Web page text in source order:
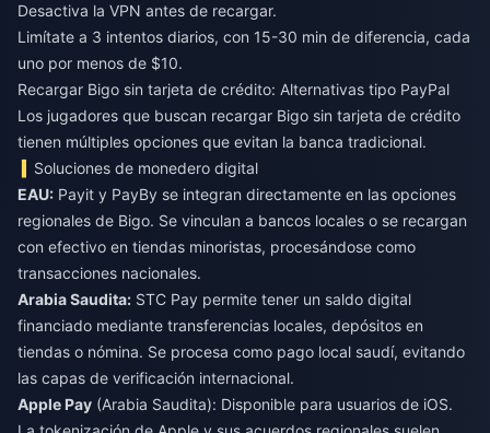
Desactiva la VPN antes de recargar.
Limítate a 3 intentos diarios, con 15-30 min de diferencia, cada
uno por menos de $10.
Recargar Bigo sin tarjeta de crédito: Alternativas tipo PayPal
Los jugadores que buscan recargar Bigo sin tarjeta de crédito
tienen múltiples opciones que evitan la banca tradicional.
Soluciones de monedero digital
EAU: Payit y PayBy se integran directamente en las opciones
regionales de Bigo. Se vinculan a bancos locales o se recargan
con efectivo en tiendas minoristas, procesándose como
transacciones nacionales.
Arabia Saudita: STC Pay permite tener un saldo digital
financiado mediante transferencias locales, depósitos en
tiendas o nómina. Se procesa como pago local saudí, evitando
las capas de verificación internacional.
Apple Pay (Arabia Saudita): Disponible para usuarios de iOS.